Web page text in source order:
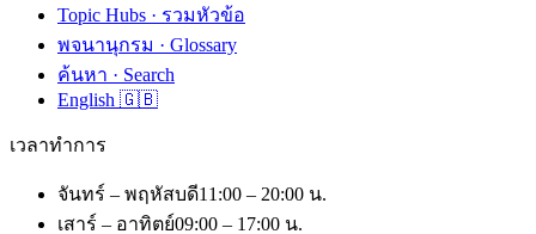
Topic Hubs · รวมหัวข้อ
พจนานุกรม · Glossary
ค้นหา · Search
English 🇬🇧
เวลาทำการ
จันทร์ – พฤหัสบดี11:00 – 20:00 น.
เสาร์ – อาทิตย์09:00 – 17:00 น.